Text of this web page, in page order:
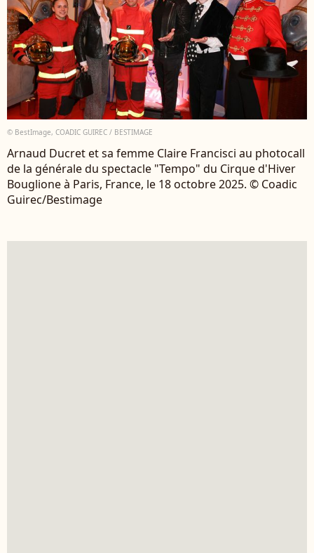
© BestImage, COADIC GUIREC / BESTIMAGE
Arnaud Ducret et sa femme Claire Francisci au photocall
de la générale du spectacle "Tempo" du Cirque d'Hiver
Bouglione à Paris, France, le 18 octobre 2025. © Coadic
Guirec/Bestimage